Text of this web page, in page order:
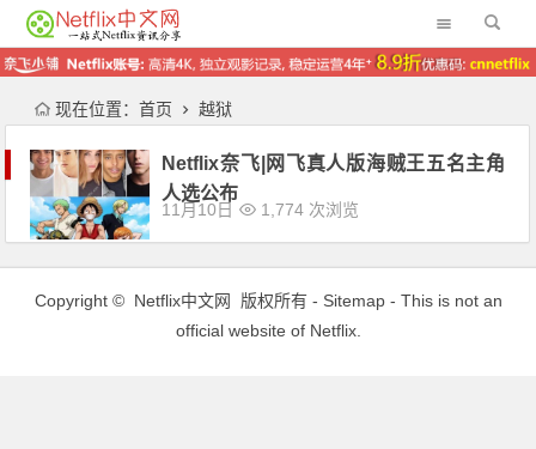
现在位置： 首页 越狱
Netflix奈飞|网飞真人版海贼王五名主角
人选公布
11月10日 1,774 次浏览
Copyright © Netflix中文网 版权所有 - Sitemap- This is not an
official website of Netflix.